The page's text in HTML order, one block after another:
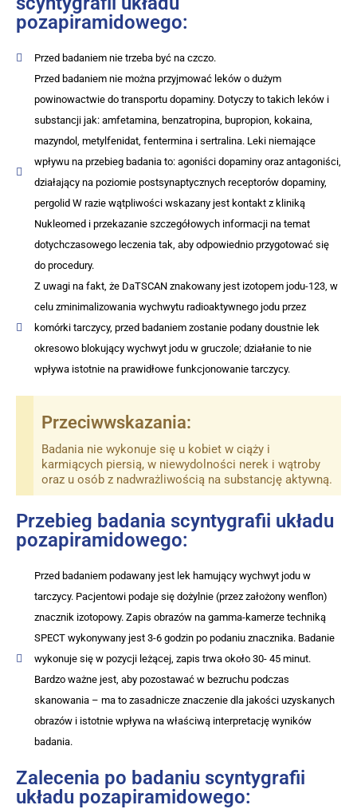
pozapiramidowego:
Przed badaniem nie trzeba być na czczo.
Przed badaniem nie można przyjmować leków o dużym
powinowactwie do transportu dopaminy. Dotyczy to takich leków i
substancji jak: amfetamina, benzatropina, bupropion, kokaina,
mazyndol, metylfenidat, fentermina i sertralina. Leki niemające
wpływu na przebieg badania to: agoniści dopaminy oraz antagoniści,
działający na poziomie postsynaptycznych receptorów dopaminy,
pergolid W razie wątpliwości wskazany jest kontakt z kliniką
Nukleomed i przekazanie szczegółowych informacji na temat
dotychczasowego leczenia tak, aby odpowiednio przygotować się
do procedury.
Z uwagi na fakt, że DaTSCAN znakowany jest izotopem jodu-123, w
celu zminimalizowania wychwytu radioaktywnego jodu przez
komórki tarczycy, przed badaniem zostanie podany doustnie lek
okresowo blokujący wychwyt jodu w gruczole; działanie to nie
wpływa istotnie na prawidłowe funkcjonowanie tarczycy.
Przeciwwskazania:
Badania nie wykonuje się u kobiet w ciąży i
karmiących piersią, w niewydolności nerek i wątroby
oraz u osób z nadwrażliwością na substancję aktywną.
Przebieg badania scyntygrafii układu
pozapiramidowego:
Przed badaniem podawany jest lek hamujący wychwyt jodu w
tarczycy. Pacjentowi podaje się dożylnie (przez założony wenflon)
znacznik izotopowy. Zapis obrazów na gamma-kamerze techniką
SPECT wykonywany jest 3-6 godzin po podaniu znacznika. Badanie
wykonuje się w pozycji leżącej, zapis trwa około 30- 45 minut.
Bardzo ważne jest, aby pozostawać w bezruchu podczas
skanowania – ma to zasadnicze znaczenie dla jakości uzyskanych
obrazów i istotnie wpływa na właściwą interpretację wyników
badania.
Zalecenia po badaniu scyntygrafii
układu pozapiramidowego: